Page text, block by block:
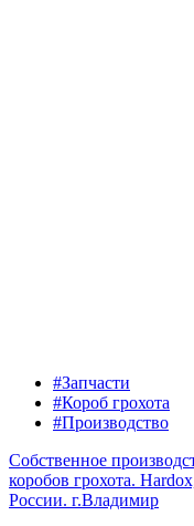
#Запчасти
#Короб грохота
#Производство
Собственное
коробов грохота.
России. г.Владимир